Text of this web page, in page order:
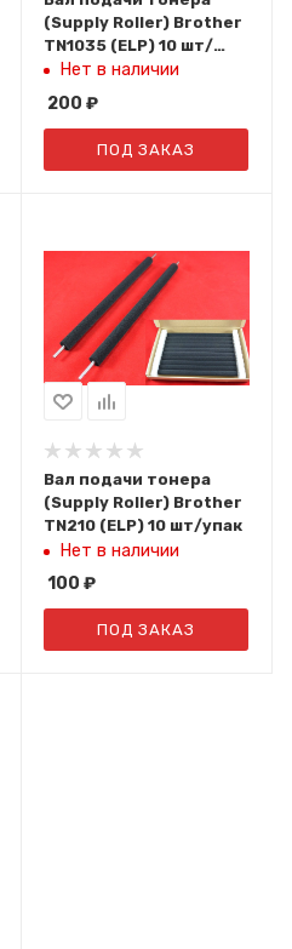
(Supply Roller) Brother
TN1035 (ELP) 10 шт/
упакНет в наличии
200 ₽
ПОД ЗАКАЗ
Вал подачи тонера
(Supply Roller) Brother
TN210 (ELP) 10 шт/упак
Нет в наличии
100 ₽
ПОД ЗАКАЗ